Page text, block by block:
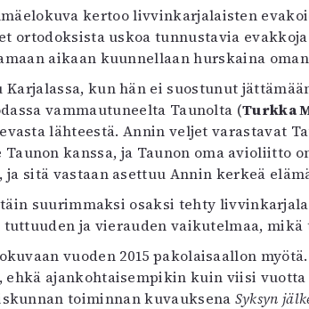
kertoo livvinkarjalaisten
ortodoksista uskoa tunnustavia
aikaan kuunnellaan hurskaina
Karjalassa, kun hän ei suostunut
vammautuneelta Taunolta (Turkka
lähteestä. Annin veljet varastavat
kanssa, ja Taunon oma avioliitto
sitä vastaan asettuu Annin kerkeä
suurimmaksi osaksi tehty
ja vierauden vaikutelmaa, mikä
vuoden 2015 pakolaisaallon
ehkä ajankohtaisempikin kuin viisi
toiminnan kuvauksena Syksyn